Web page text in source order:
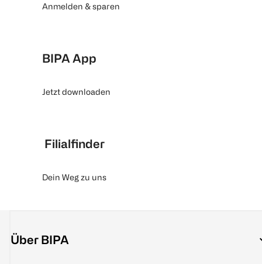
Anmelden & sparen
BIPA App
Jetzt downloaden
Filialfinder
Dein Weg zu uns
Über BIPA